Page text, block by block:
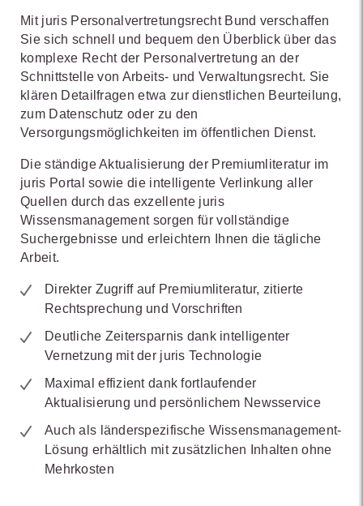
Mit juris Personalvertretungsrecht Bund verschaffen
Sie sich schnell und bequem den Überblick über das
komplexe Recht der Personalvertretung an der
Schnittstelle von Arbeits- und Verwaltungsrecht. Sie
klären Detailfragen etwa zur dienstlichen Beurteilung,
zum Datenschutz oder zu den
Versorgungsmöglichkeiten im öffentlichen Dienst.
Die ständige Aktualisierung der Premiumliteratur im
juris Portal sowie die intelligente Verlinkung aller
Quellen durch das exzellente juris
Wissensmanagement sorgen für vollständige
Suchergebnisse und erleichtern Ihnen die tägliche
Arbeit.
Direkter Zugriff auf Premiumliteratur, zitierte
Rechtsprechung und Vorschriften
Deutliche Zeitersparnis dank intelligenter
Vernetzung mit der juris Technologie
Maximal effizient dank fortlaufender
Aktualisierung und persönlichem Newsservice
Auch als länderspezifische Wissensmanagement-
Lösung erhältlich mit zusätzlichen Inhalten ohne
Mehrkosten